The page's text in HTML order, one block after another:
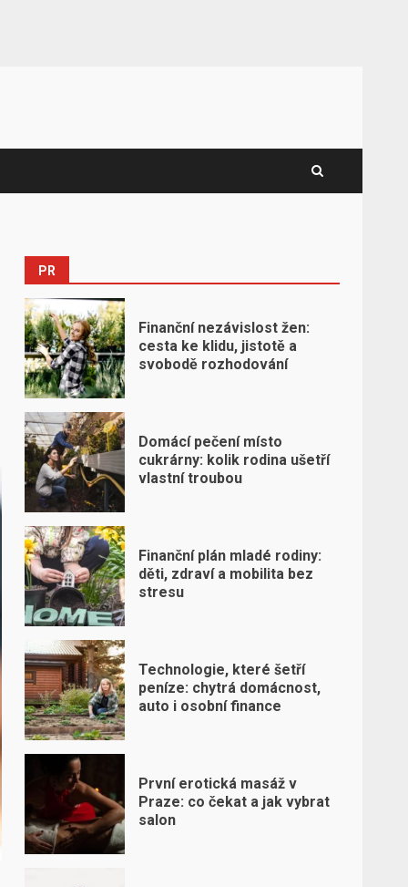
PR
Finanční nezávislost žen:
cesta ke klidu, jistotě a
svobodě rozhodování
Domácí pečení místo
cukrárny: kolik rodina ušetří
vlastní troubou
Finanční plán mladé rodiny:
děti, zdraví a mobilita bez
stresu
Technologie, které šetří
peníze: chytrá domácnost,
auto i osobní finance
První erotická masáž v
Praze: co čekat a jak vybrat
salon